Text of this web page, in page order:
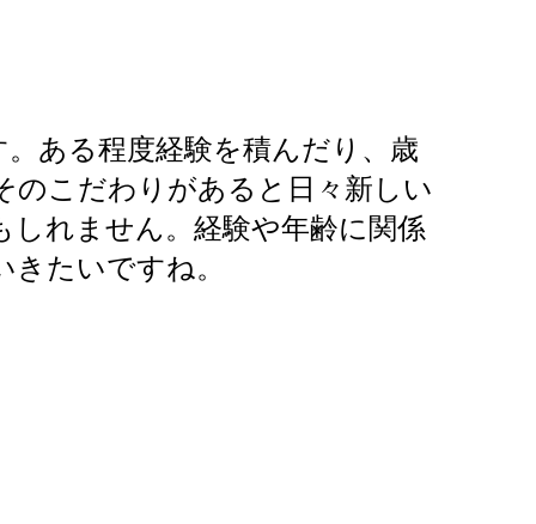
ある程度経験を積んだり、歳
のこだわりがあると日々新しい
れません。経験や年齢に関係
たいですね。